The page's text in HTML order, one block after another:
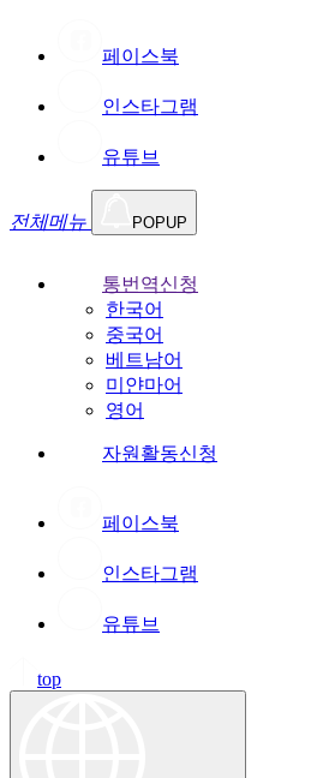
페이스북
인스타그램
유튜브
전체메뉴 POPUP
통번역신청
한국어
중국어
베트남어
미얀마어
영어
자원활동신청
페이스북
인스타그램
유튜브
top